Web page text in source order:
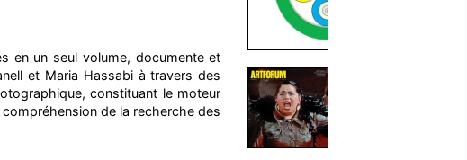
en un seul volume, documente et
et Maria Hassabi à travers des
constituant le moteur
de la recherche des